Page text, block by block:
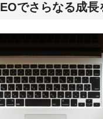
でさらなる成長